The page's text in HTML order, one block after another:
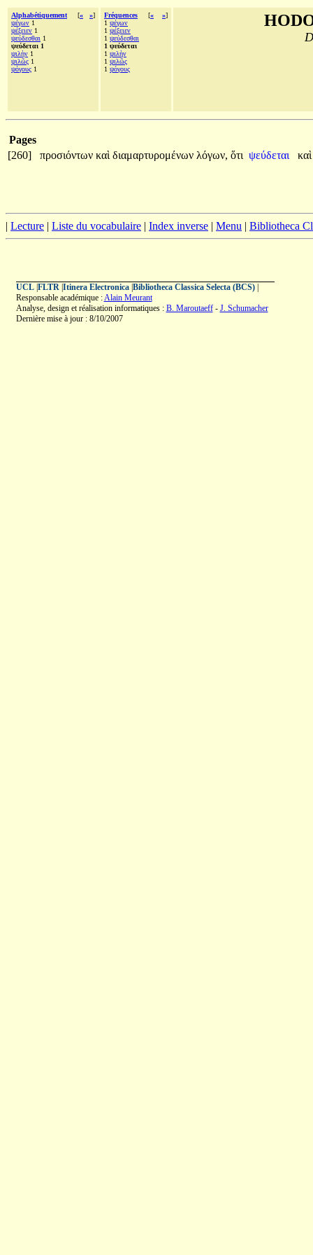
Alphabétiquement [« »]
ψέγων 1
ψέξειεν 1
ψεύδεσθαι 1
ψεύδεται 1
ψιλὴν 1
ψιλῶς 1
ψόγους 1
Fréquences [« »]
1 ψέγων
1 ψέξειεν
1 ψεύδεσθαι
1 ψεύδεται
1 ψιλὴν
1 ψιλῶς
1 ψόγους
Pages
[260]
προσιόντων καὶ διαμαρτυρομένων λόγων, ὅτι ψεύδεται
| Lecture | Liste du vocabulaire | Index inverse | Menu | Bibliotheca
UCL| FLTR| Itinera Electronica| Bibliotheca Classica Selecta (BCS)|
Responsable académique :Alain Meurant
Analyse, design et réalisation informatiques : B. Maroutaeff- J. Schumacher
Dernière mise à jour : 8/10/2007